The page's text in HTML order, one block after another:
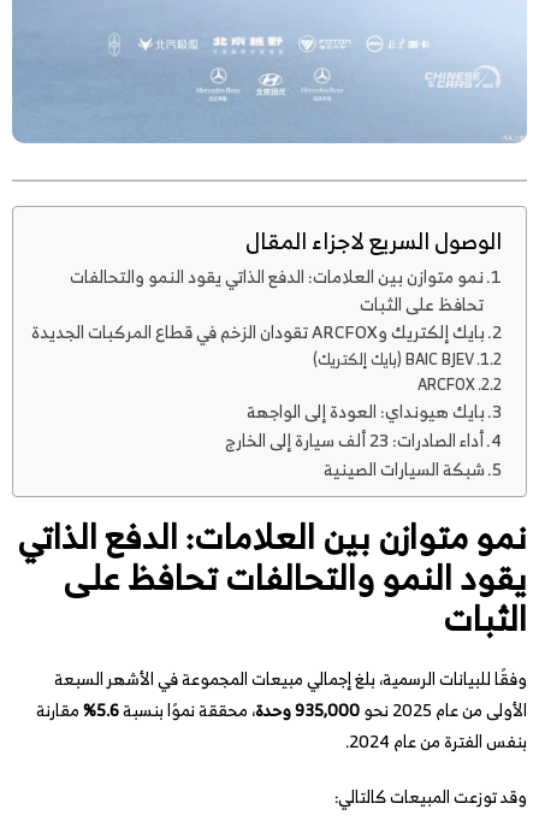
الوصول السريع لاجزاء المقال
نمو متوازن بين العلامات: الدفع الذاتي يقود النمو والتحالفات
تحافظ على الثبات
بايك إلكتريك وARCFOX تقودان الزخم في قطاع المركبات الجديدة
BAIC BJEV (بايك إلكتريك)
ARCFOX
بايك هيونداي: العودة إلى الواجهة
أداء الصادرات: 23 ألف سيارة إلى الخارج
شبكة السيارات الصينية
نمو متوازن بين العلامات: الدفع الذاتي
يقود النمو والتحالفات تحافظ على
الثبات
وفقًا للبيانات الرسمية، بلغ إجمالي مبيعات المجموعة في الأشهر السبعة
الأولى من عام 2025 نحو
935,000 وحدة ، محققة نموًا بنسبة5.6% مقارنة
بنفس الفترة من عام 2024.
وقد توزعت المبيعات كالتالي: